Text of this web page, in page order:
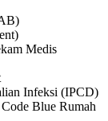
Medis
Infeksi (IPCD)
Blue Rumah